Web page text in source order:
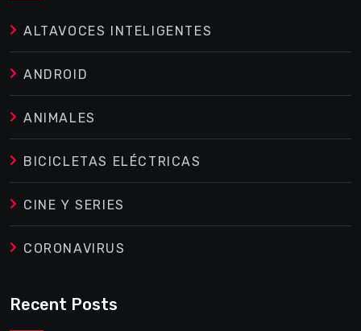
ALTAVOCES INTELIGENTES
ANDROID
ANIMALES
BICICLETAS ELÉCTRICAS
CINE Y SERIES
CORONAVIRUS
Recent Posts